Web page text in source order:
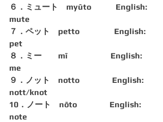
６．ミュート　myūto            English:
mute
７．ペット　petto                 English:
pet
８．ミー　　mī                     English:
me
９．ノット　notto                English:
nott/knot
10．ノート　nōto                English:
note